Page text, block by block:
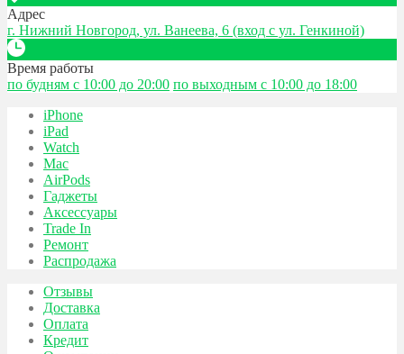
Адрес
г. Нижний Новгород, ул. Ванеева, 6 (вход с ул. Генкиной)
Время работы
по будням с 10:00 до 20:00 по выходным с 10:00 до 18:00
iPhone
iPad
Watch
Mac
AirPods
Гаджеты
Аксессуары
Trade In
Ремонт
Распродажа
Отзывы
Доставка
Оплата
Кредит